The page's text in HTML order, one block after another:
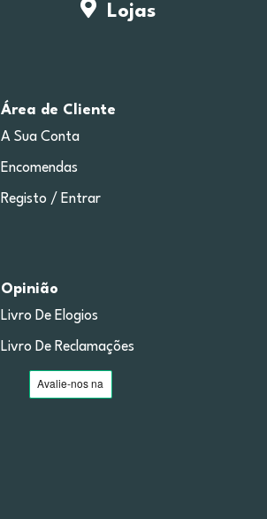
Lojas
Área de Cliente
A Sua Conta
Encomendas
Registo / Entrar
Opinião
Livro De Elogios
Livro De Reclamações